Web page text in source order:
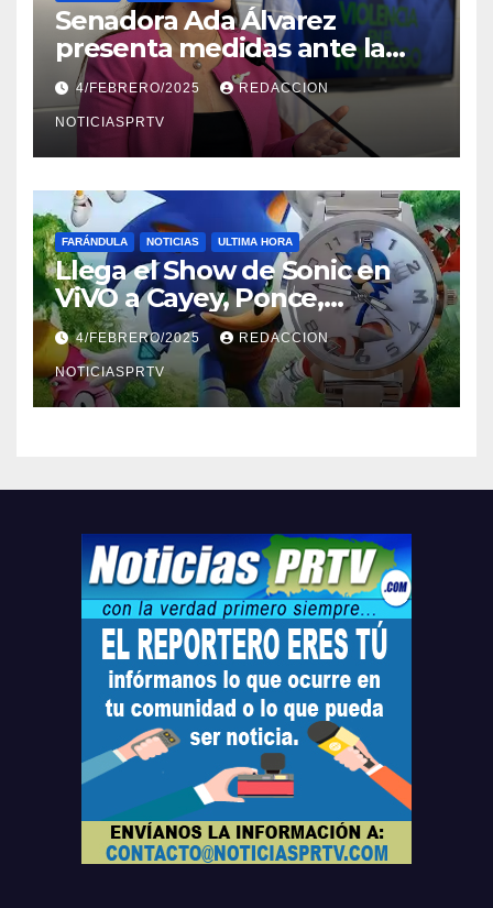
Senadora Ada Álvarez
presenta medidas ante la
violencia en el noviazgo
4/FEBRERO/2025 REDACCION
NOTICIASPRTV
FARÁNDULA NOTICIAS ULTIMA HORA
Llega el Show de Sonic en
ViVO a Cayey, Ponce,
Barceloneta y Humacao,
Relojes gratis para el que
compre ahora….
4/FEBRERO/2025 REDACCION
NOTICIASPRTV